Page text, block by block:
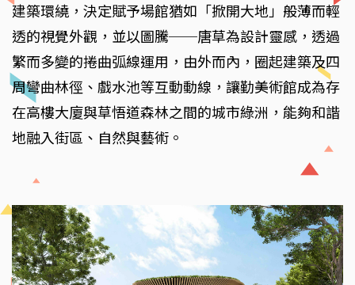
建築環繞，決定賦予場館猶如「掀開大地」般薄而輕
透的視覺外觀，並以圖騰──唐草為設計靈感，透過
繁而多變的捲曲弧線運用，由外而內，圈起建築及四
周彎曲林徑、戲水池等互動動線，讓勤美術館成為存
在高樓大廈與草悟道森林之間的城市綠洲，能夠和諧
地融入街區、自然與藝術。